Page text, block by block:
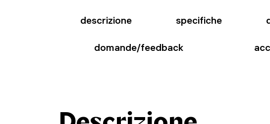
descrizione specifiche
domande/feedback